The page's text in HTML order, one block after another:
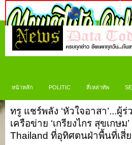
หน้าหลัก POLITIC สี่เหล่าทัพ
ทรู แชร์พลัง ‘หัวใจอาสา’...
เครือข่าย ‘เกรียงไกร สุขเก
Thailand ที่อุทิศตนฝ่าพื้นที่เสี่